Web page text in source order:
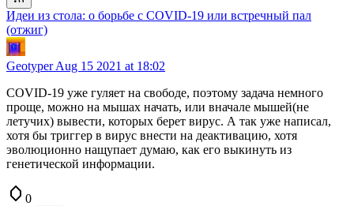
Идеи из стола: о борьбе с COVID-19 или встречный пал
(отжиг)
GeotyperAug 15 2021 at 18:02
COVID-19 уже гуляет на свободе, поэтому задача немного
проще, можно на мышах начать, или вначале мышей(не
летучих) вывести, которых берет вирус. А так уже написал,
хотя бы триггер в вирус внести на деактивацию, хотя
эволюционно нащупает думаю, как его выкинуть из
генетической информации.
0